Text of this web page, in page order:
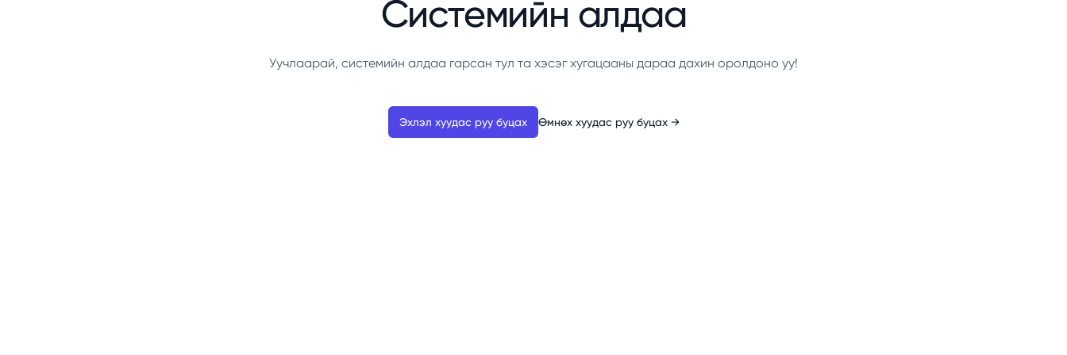
Системийн алдаа
Уучлаарай, системийн алдаа гарсан тул та хэсэг хугацааны дараа дахин оролдоно уу!
Эхлэл хуудас руу буцах Өмнөх хуудас руу буцах →